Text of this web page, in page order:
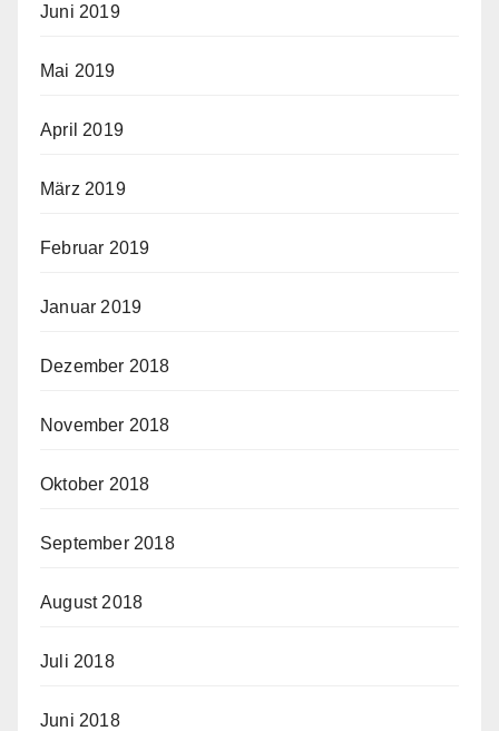
Juni 2019
Mai 2019
April 2019
März 2019
Februar 2019
Januar 2019
Dezember 2018
November 2018
Oktober 2018
September 2018
August 2018
Juli 2018
Juni 2018